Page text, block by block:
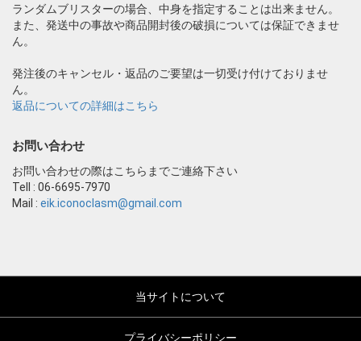
ランダムブリスターの場合、中身を指定することは出来ません。
また、発送中の事故や商品開封後の破損については保証できませ
ん。
発注後のキャンセル・返品のご要望は一切受け付けておりませ
ん。
返品についての詳細はこちら
お問い合わせ
お問い合わせの際はこちらまでご連絡下さい
Tell : 06-6695-7970
Mail : eik.iconoclasm@gmail.com
当サイトについて
プライバシーポリシー